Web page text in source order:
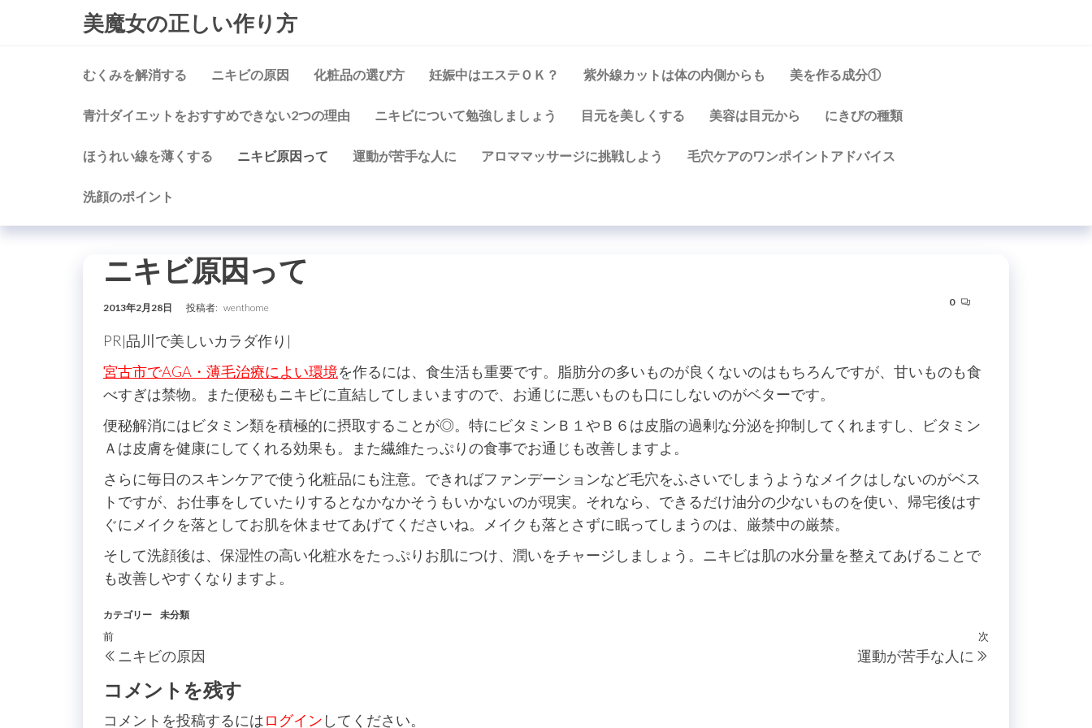
美魔女の正しい作り方
むくみを解消する ニキビの原因 化粧品の選び方 妊娠中はエステＯＫ？ 紫外線カットは体の内側からも 美を作る成分①
青汁ダイエットをおすすめできない2つの理由 ニキビについて勉強しましょう 目元を美しくする 美容は目元から にきびの種類
ほうれい線を薄くする ニキビ原因って 運動が苦手な人に アロママッサージに挑戦しよう 毛穴ケアのワンポイントアドバイス
洗顔のポイント
ニキビ原因って
2013年2月28日 投稿者: wenthome 0
PR|品川で美しいカラダ作り|
宮古市でAGA・薄毛治療によい環境を作るには、食生活も重要です。脂肪分の多いものが良くないのはもちろんですが、甘いものも食
べすぎは禁物。また便秘もニキビに直結してしまいますので、お通じに悪いものも口にしないのがベターです。
便秘解消にはビタミン類を積極的に摂取することが◎。特にビタミンＢ１やＢ６は皮脂の過剰な分泌を抑制してくれますし、ビタミン
Ａは皮膚を健康にしてくれる効果も。また繊維たっぷりの食事でお通じも改善しますよ。
さらに毎日のスキンケアで使う化粧品にも注意。できればファンデーションなど毛穴をふさいでしまうようなメイクはしないのがベス
トですが、お仕事をしていたりするとなかなかそうもいかないのが現実。それなら、できるだけ油分の少ないものを使い、帰宅後はす
ぐにメイクを落としてお肌を休ませてあげてくださいね。メイクも落とさずに眠ってしまうのは、厳禁中の厳禁。
そして洗顔後は、保湿性の高い化粧水をたっぷりお肌につけ、潤いをチャージしましょう。ニキビは肌の水分量を整えてあげることで
も改善しやすくなりますよ。
カテゴリー 未分類
投
稿
ナ
ビ
過
去
の
前
ニキビの原因
次
次
運動が苦手な人に
コメントを残す
コメントを投稿するにはログイン してください。